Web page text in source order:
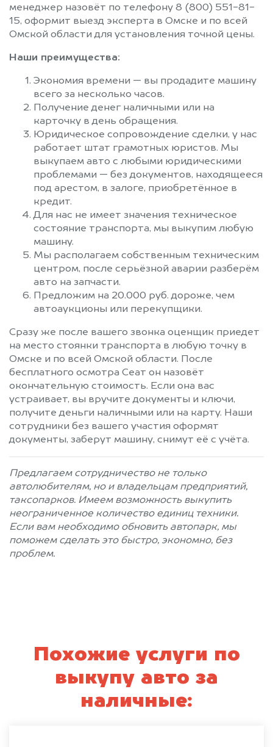
менеджер назовёт по телефону 8 (800) 551-81-
15, оформит выезд эксперта в Омске и по всей
Омской области для установления точной цены.
Наши преимущества:
Экономия времени — вы продадите машину
всего за несколько часов.
Получение денег наличными или на
карточку в день обращения.
Юридическое сопровождение сделки, у нас
работает штат грамотных юристов. Мы
выкупаем авто с любыми юридическими
проблемами — без документов, находящееся
под арестом, в залоге, приобретённое в
кредит.
Для нас не имеет значения техническое
состояние транспорта, мы выкупим любую
машину.
Мы располагаем собственным техническим
центром, после серьёзной аварии разберём
авто на запчасти.
Предложим на 20.000 руб. дороже, чем
автоаукционы или перекупщики.
Сразу же после вашего звонка оценщик приедет
на место стоянки транспорта в любую точку в
Омске и по всей Омской области. После
бесплатного осмотра Сеат он назовёт
окончательную стоимость. Если она вас
устраивает, вы вручите документы и ключи,
получите деньги наличными или на карту. Наши
сотрудники без вашего участия оформят
документы, заберут машину, снимут её с учёта.
Предлагаем сотрудничество не только
автолюбителям, но и владельцам предприятий,
таксопарков. Имеем возможность выкупить
неограниченное количество единиц техники.
Если вам необходимо обновить автопарк, мы
поможем сделать это быстро, экономно, без
проблем.
Похожие услуги по
выкупу авто за
наличные: